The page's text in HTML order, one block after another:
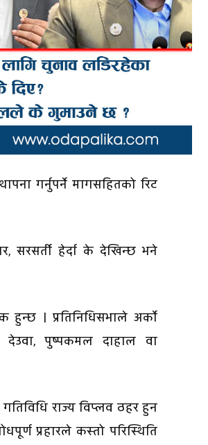
गर्नुपर्ने मागसहितको रिट
सरसर्ती हेर्दा के देखिन्छ भने
हुन्छ । प्रतिनिधिसभाले अर्काे
देउवा, पुष्पकमल दाहाल वा
राज्य विप्लव ठहर हुन
प्रहारले कस्तो परिस्थिति